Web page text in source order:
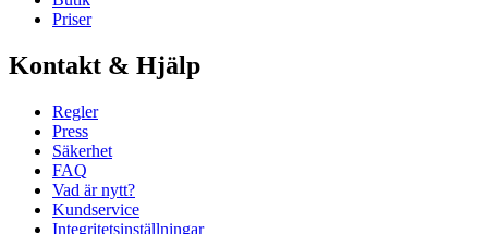
Priser
Kontakt & Hjälp
Regler
Press
Säkerhet
FAQ
Vad är nytt?
Kundservice
Integritetsinställningar